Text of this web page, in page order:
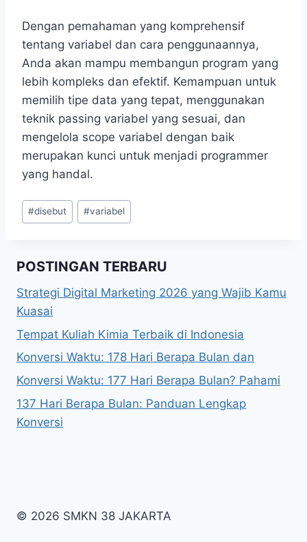
Dengan pemahaman yang komprehensif
tentang variabel dan cara penggunaannya,
Anda akan mampu membangun program yang
lebih kompleks dan efektif. Kemampuan untuk
memilih tipe data yang tepat, menggunakan
teknik passing variabel yang sesuai, dan
mengelola scope variabel dengan baik
merupakan kunci untuk menjadi programmer
yang handal.
Post
Tags:
#disebut #variabel
POSTINGAN TERBARU
Strategi Digital Marketing 2026 yang Wajib Kamu
Kuasai
Tempat Kuliah Kimia Terbaik di Indonesia
Konversi Waktu: 178 Hari Berapa Bulan dan
Konversi Waktu: 177 Hari Berapa Bulan? Pahami
137 Hari Berapa Bulan: Panduan Lengkap
Konversi
© 2026 SMKN 38 JAKARTA